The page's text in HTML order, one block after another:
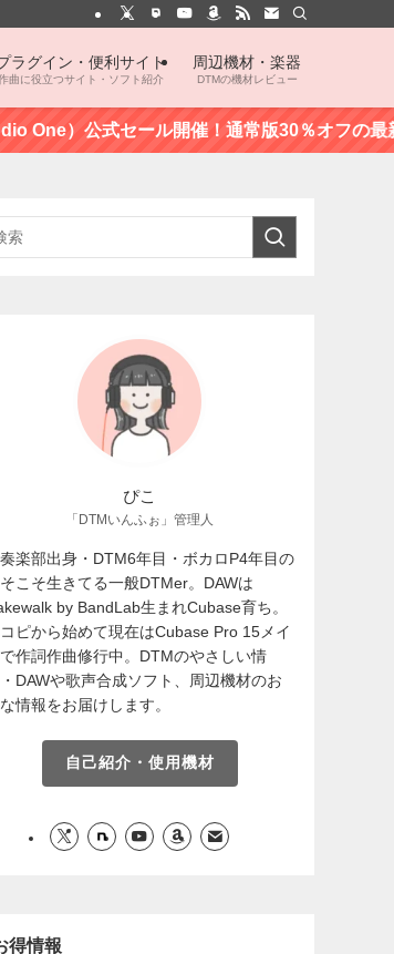
ラグイン・便利サイト
曲に役立つサイト・ソフト紹介
周辺機材・楽器
DTMの機材レビュー
）公式セール開催！通常版30％オフの最新情
ぴこ
「DTMいんふぉ」管理人
楽部出身・DTM6年目・ボカロP4年目の
こそ生きてる一般DTMer。DAWは
by BandLab生まれCubase育ち。
ピから始めて現在はCubase Pro 15メイ
作詞作曲修行中。DTMのやさしい情
DAWや歌声合成ソフト、周辺機材のお
情報をお届けします。
自己紹介・使用機材
得情報